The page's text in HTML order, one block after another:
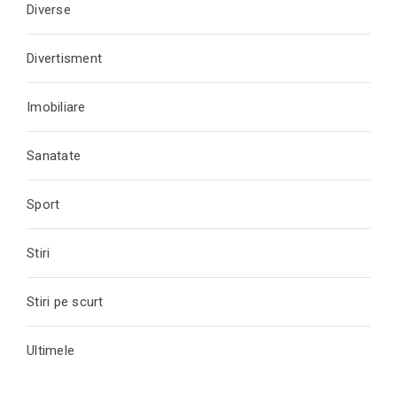
Diverse
Divertisment
Imobiliare
Sanatate
Sport
Stiri
Stiri pe scurt
Ultimele